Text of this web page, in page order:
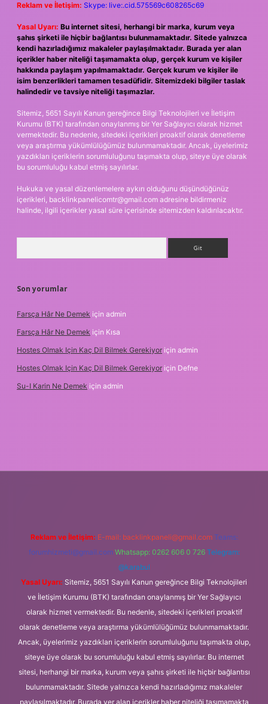
Reklam ve İletişim: Skype: live:.cid.575569c608265c69
Yasal Uyarı: Bu internet sitesi, herhangi bir marka, kurum veya
şahıs şirketi ile hiçbir bağlantısı bulunmamaktadır. Sitede yalnızca
kendi hazırladığımız makaleler paylaşılmaktadır. Burada yer alan
içerikler haber niteliği taşımamakta olup, gerçek kurum ve kişiler
hakkında paylaşım yapılmamaktadır. Gerçek kurum ve kişiler ile
isim benzerlikleri tamamen tesadüfidir. Sitemizdeki bilgiler taslak
halindedir ve tavsiye niteliği taşımazlar.
Sitemiz, 5651 Sayılı Kanun gereğince Bilgi Teknolojileri ve İletişim
Kurumu (BTK) tarafından onaylanmış bir Yer Sağlayıcı olarak hizmet
vermektedir. Bu nedenle, sitedeki içerikleri proaktif olarak denetleme
veya araştırma yükümlülüğümüz bulunmamaktadır. Ancak, üyelerimiz
yazdıkları içeriklerin sorumluluğunu taşımakta olup, siteye üye olarak
bu sorumluluğu kabul etmiş sayılırlar.
Hukuka ve yasal düzenlemelere aykırı olduğunu düşündüğünüz
içerikleri, backlinkpanelicomtr@gmail.com adresine bildirmeniz
halinde, ilgili içerikler yasal süre içerisinde sitemizden kaldırılacaktır.
Son yorumlar
Farsça Hâr Ne Demek için admin
Farsça Hâr Ne Demek için Kısa
Hostes Olmak Için Kaç Dil Bilmek Gerekiyor için admin
Hostes Olmak Için Kaç Dil Bilmek Gerekiyor için Defne
Su-I Karin Ne Demek için admin
Reklam ve İletişim: E-mail: backlinkpaneli@gmail.com Teams:
forumhizmeti@gmail.com Whatsapp: 0262 606 0 726 Telegram:
@karabul
Yasal Uyarı: Sitemiz, 5651 Sayılı Kanun gereğince Bilgi Teknolojileri
ve İletişim Kurumu (BTK) tarafından onaylanmış bir Yer Sağlayıcı
olarak hizmet vermektedir. Bu nedenle, sitedeki içerikleri proaktif
olarak denetleme veya araştırma yükümlülüğümüz bulunmamaktadır.
Ancak, üyelerimiz yazdıkları içeriklerin sorumluluğunu taşımakta olup,
siteye üye olarak bu sorumluluğu kabul etmiş sayılırlar. Bu internet
sitesi, herhangi bir marka, kurum veya şahıs şirketi ile hiçbir bağlantısı
bulunmamaktadır. Sitede yalnızca kendi hazırladığımız makaleler
paylaşılmaktadır. Burada yer alan içerikler haber niteliği taşımamakta